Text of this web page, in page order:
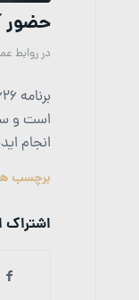
حضور
درروابط
است و
انجام
برچسب